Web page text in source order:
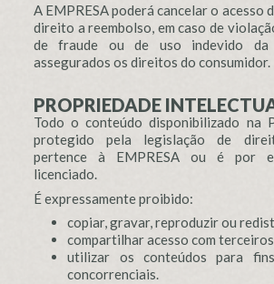
A EMPRESA poderá cancelar o acesso
direito a reembolso, em caso de
de fraude ou de uso indevido da
assegurados os direitos do consumidor.
PROPRIEDADE
Todo o conteúdo disponibilizado na
protegido pela legislação de
pertence à EMPRESA ou é por
licenciado.
É expressamente proibido:
copiar, gravar, reproduzir ou
compartilhar acesso com
utilizar os conteúdos para
concorrenciais.